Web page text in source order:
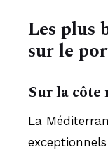
Les plus
sur le
Sur la côte
La